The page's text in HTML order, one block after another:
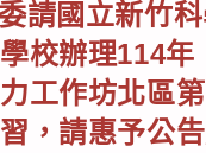
請國立新竹
校辦理114年
工作坊北區
，請惠予公